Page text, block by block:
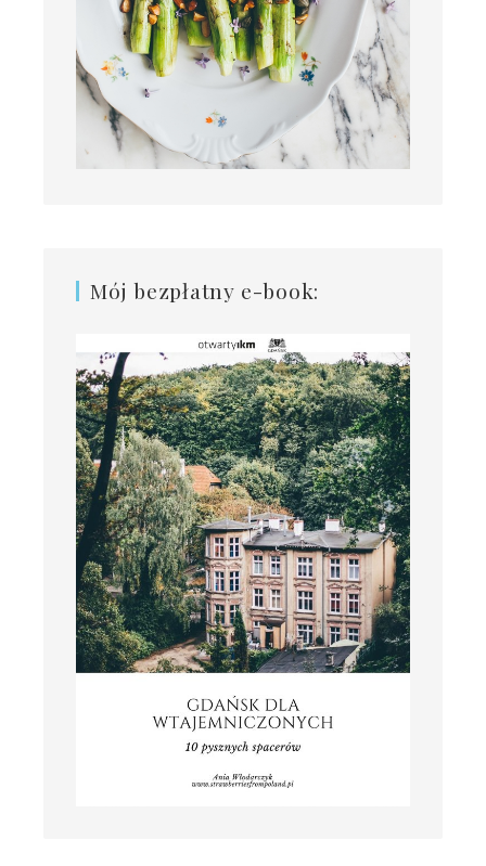
Mój bezpłatny e-book: